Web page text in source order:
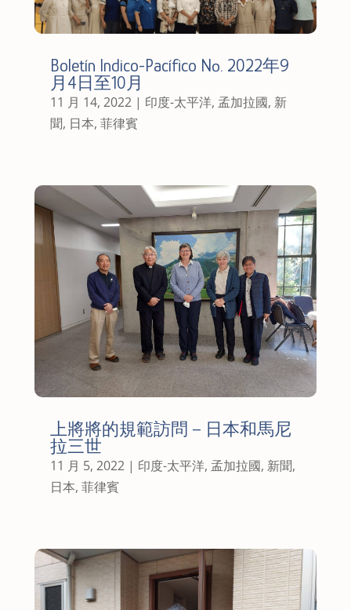
Boletín Indico-Pacífico Nº. 2022年9
月4日至10月
11 月 14, 2022| 印度-太平洋, 孟加拉國, 新
聞, 日本, 菲律賓
上將將的規範訪問 – 日本和馬尼
拉三世
11 月 5, 2022| 印度-太平洋, 孟加拉國, 新聞,
日本, 菲律賓